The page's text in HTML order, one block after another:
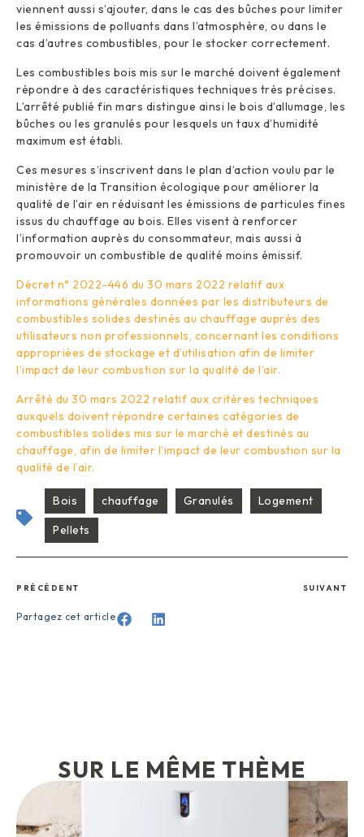
viennent aussi s’ajouter, dans le cas des bûches pour limiter
les émissions de polluants dans l’atmosphère, ou dans le
cas d’autres combustibles, pour le stocker correctement.
Les combustibles bois mis sur le marché doivent également
répondre à des caractéristiques techniques très précises.
L’arrêté publié fin mars distingue ainsi le bois d’allumage, les
bûches ou les granulés pour lesquels un taux d’humidité
maximum est établi.
Ces mesures s’inscrivent dans le plan d’action voulu par le
ministère de la Transition écologique pour améliorer la
qualité de l’air en réduisant les émissions de particules fines
issus du chauffage au bois. Elles visent à renforcer
l’information auprès du consommateur, mais aussi à
promouvoir un combustible de qualité moins émissif.
Décret n° 2022-446 du 30 mars 2022 relatif aux
informations générales données par les distributeurs de
combustibles solides destinés au chauffage auprès des
utilisateurs non professionnels, concernant les conditions
appropriées de stockage et d’utilisation afin de limiter
l’impact de leur combustion sur la qualité de l’air.
Arrêté du 30 mars 2022 relatif aux critères techniques
auxquels doivent répondre certaines catégories de
combustibles solides mis sur le marché et destinés au
chauffage, afin de limiter l’impact de leur combustion sur la
qualité de l’air.
Bois chauffage Granulés
Logement
Pellets
PRÉCÉDENT SUIVANT
Partagez cet article
SUR LE MÊME THÈME